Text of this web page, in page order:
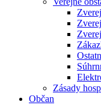
Zásady
Občan